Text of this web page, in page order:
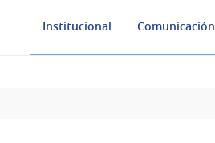
Institucional Comunicación